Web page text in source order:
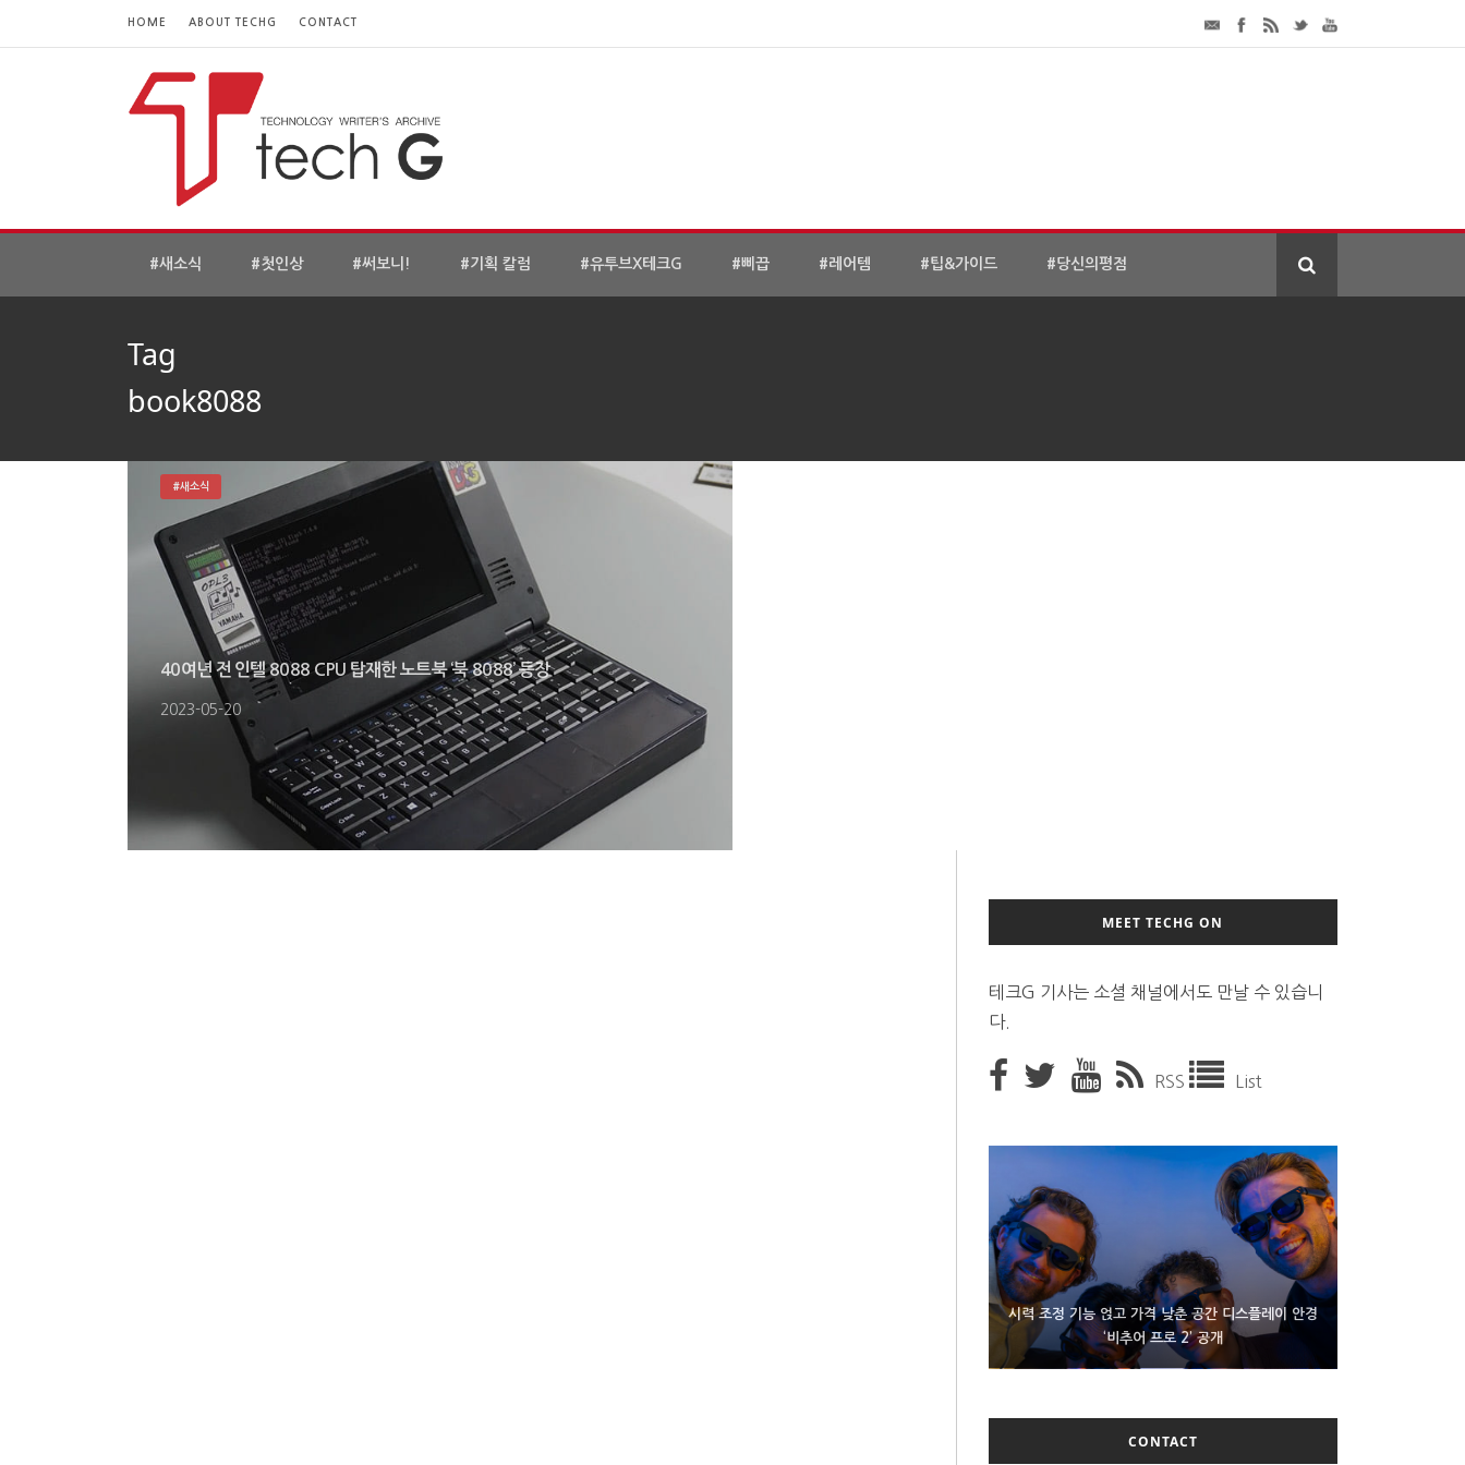
HOME ABOUT TECHG CONTACT
#새소식 #첫인상 #써보니! #기획 칼럼 #유투브X테크G #삐끕 #레어템 #팁&가이드 #당신의평점
Tag
book8088
40여년 전 인텔 8088 CPU 탑재한 노트북 ‘북 8088’ 등장
2023-05-20
#새소식
MEET TECHG ON
테크G 기사는 소셜 채널에서도 만날 수 있습니
다.
RSS List
시력 조정 기능 얹고 가격 낮춘 공간 디스플레이 안경
‘비추어 프로 2’ 공개
D램 부족에 10억달러어치 아이폰18 프로세서 패키징
대기 중
300~400달러 반지형 스피커 준비하는 오픈AI
CONTACT